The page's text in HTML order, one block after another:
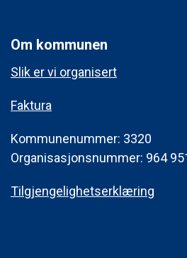
Om kommunen
Slik er vi organisert
Faktura
Kommunenummer: 3320
Organisasjonsnummer: 964
Tilgjengelighetserklæring